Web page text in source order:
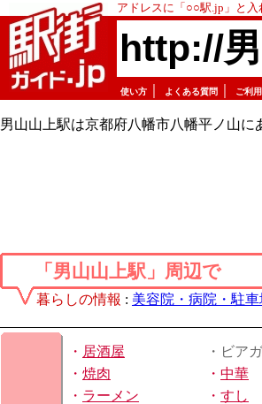
アドレスに「○○駅.jp」と入
http://
使い方 よくある質問 ご利
男山山上駅は京都府八幡市八幡平ノ山に
「男山山上駅」周辺で
暮らしの情報 : 美容院・病院・駐
・ 居酒屋
・ビア
・ 焼肉 ・ 中華
・ ラーメン ・ すし